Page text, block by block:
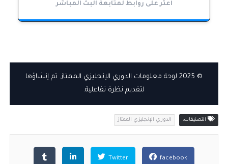
اعثر على روابط لمتابعة البث المباشر
© 2025 لوحة معلومات الدوري الإنجليزي الممتاز. تم إنشاؤها
لتقديم نظرة تفاعلية.
التصنيفات: الدوري الإنجليزي الممتاز
facebook
Twitter